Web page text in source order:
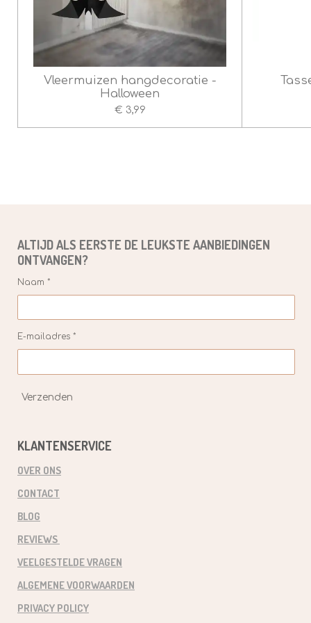
Vleermuizen hangdecoratie -
Halloween
€ 3,99
ALTIJD ALS EERSTE DE LEUKSTE AANBIEDINGEN
ONTVANGEN?
Naam *
E-mailadres *
Verzenden
KLANTENSERVICE
OVER ONS
CONTACT
BLOG
REVIEWS
VEELGESTELDE VRAGEN
ALGEMENE VOORWAARDEN
PRIVACY POLICY